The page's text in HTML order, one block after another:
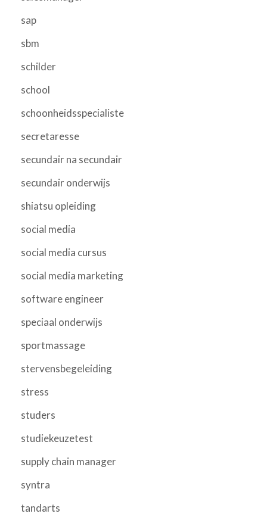
sap
sbm
schilder
school
schoonheidsspecialiste
secretaresse
secundair na secundair
secundair onderwijs
shiatsu opleiding
social media
social media cursus
social media marketing
software engineer
speciaal onderwijs
sportmassage
stervensbegeleiding
stress
studers
studiekeuzetest
supply chain manager
syntra
tandarts